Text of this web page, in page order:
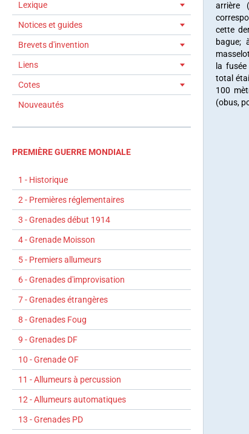
arrière
cette
bague;
la
total
100
(obus,
Lexique
Notices et guides
Brevets d'invention
Liens
Cotes
Nouveautés
PREMIÈRE GUERRE MONDIALE
1 - Historique
2 - Premières réglementaires
3 - Grenades début 1914
4 - Grenade Moisson
5 - Premiers allumeurs
6 - Grenades d'improvisation
7 - Grenades étrangères
8 - Grenades Foug
9 - Grenades DF
10 - Grenade OF
11 - Allumeurs à percussion
12 - Allumeurs automatiques
13 - Grenades PD